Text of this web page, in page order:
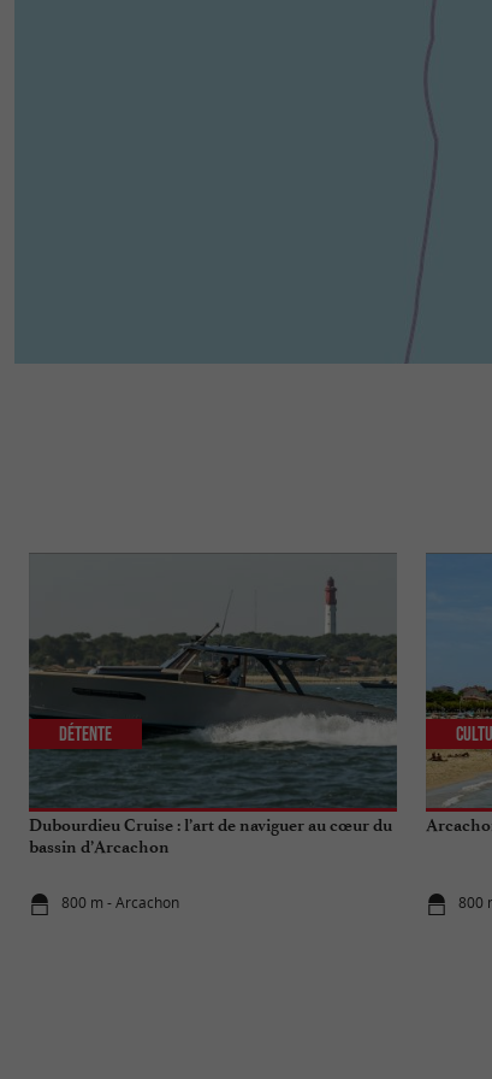
Dubourdieu Cruise : l’art de naviguer au cœur du
bassin d’Arcachon
800 m - Arcachon
Détente
800